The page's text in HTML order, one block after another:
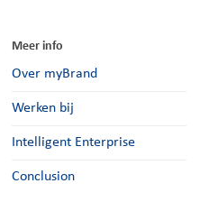
Meer info
Over myBrand
Werken bij
Intelligent Enterprise
Conclusion